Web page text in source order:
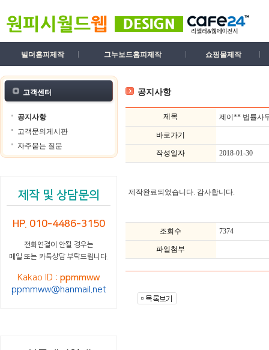
빌더홈피제작 그누보드홈피제작 쇼핑몰제작
고객센터
공지사항
고객문의게시판
자주묻는 질문
제작 및 상담문의
HP. 010-4486-3150
전화연결이 안될 경우는
메일 또는 카톡상담 부탁드립니다.
Kakao ID :ppmmww
ppmmww@hanmail.net
공지사항
제목 제이** 법률사
바로가기
작성일자 2018-01-30
제작완료되었습니다. 감사합니다.
조회수 7374
파일첨부